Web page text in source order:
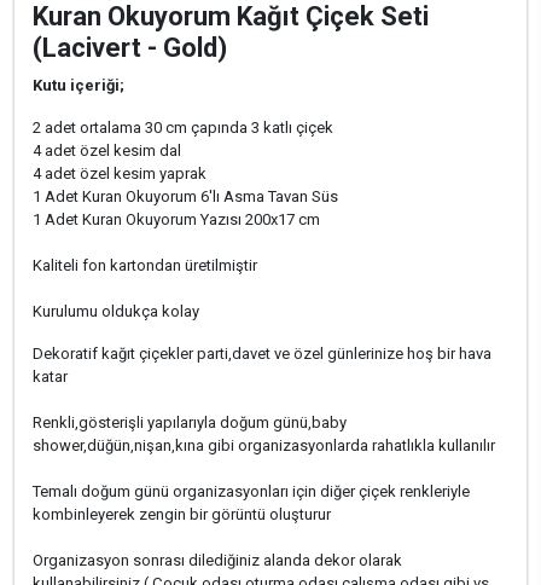
Kuran Okuyorum Kağıt Çiçek Seti
(Lacivert - Gold)
Kutu içeriği;
2 adet ortalama 30 cm çapında 3 katlı çiçek
4 adet özel kesim dal
4 adet özel kesim yaprak
1 Adet Kuran Okuyorum 6'lı Asma Tavan Süs
1 Adet Kuran Okuyorum Yazısı 200x17 cm
Kaliteli fon kartondan üretilmiştir
Kurulumu oldukça kolay
Dekoratif kağıt çiçekler parti,davet ve özel günlerinize hoş bir hava
katar
Renkli,gösterişli yapılarıyla doğum günü,baby
shower,düğün,nişan,kına gibi organizasyonlarda rahatlıkla kullanılır
Temalı doğum günü organizasyonları için diğer çiçek renkleriyle
kombinleyerek zengin bir görüntü oluşturur
Organizasyon sonrası dilediğiniz alanda dekor olarak